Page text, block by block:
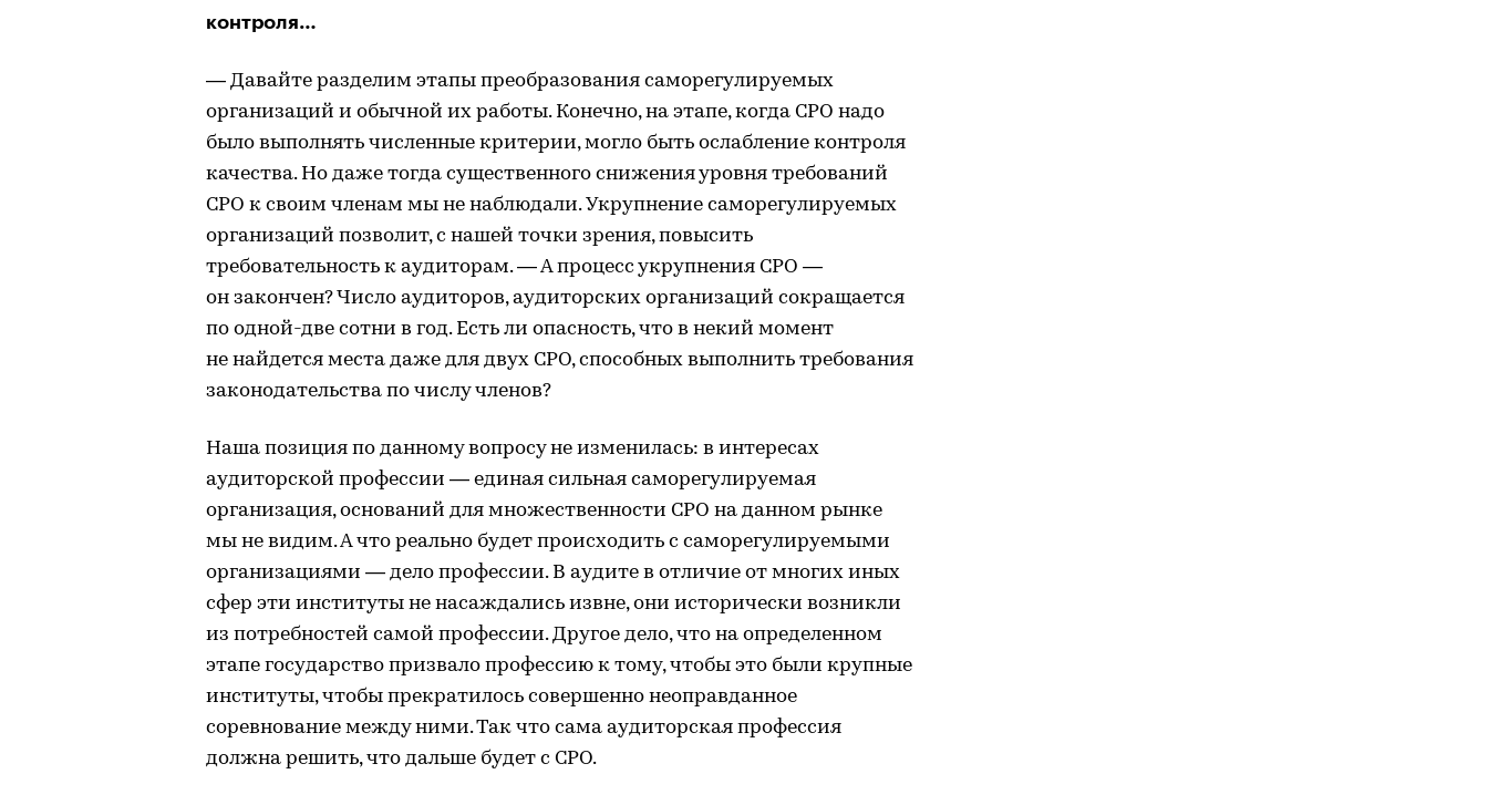
контроля…
— Давайте разделим этапы преобразования саморегулируемых
организаций и обычной их работы. Конечно, на этапе, когда СРО надо
было выполнять численные критерии, могло быть ослабление контроля
качества. Но даже тогда существенного снижения уровня требований
СРО к своим членам мы не наблюдали. Укрупнение саморегулируемых
организаций позволит, с нашей точки зрения, повысить
требовательность к аудиторам. — А процесс укрупнения СРО —
он закончен? Число аудиторов, аудиторских организаций сокращается
по одной-две сотни в год. Есть ли опасность, что в некий момент
не найдется места даже для двух СРО, способных выполнить требования
законодательства по числу членов?
Наша позиция по данному вопросу не изменилась: в интересах
аудиторской профессии — единая сильная саморегулируемая
организация, оснований для множественности СРО на данном рынке
мы не видим. А что реально будет происходить с саморегулируемыми
организациями — дело профессии. В аудите в отличие от многих иных
сфер эти институты не насаждались извне, они исторически возникли
из потребностей самой профессии. Другое дело, что на определенном
этапе государство призвало профессию к тому, чтобы это были крупные
институты, чтобы прекратилось совершенно неоправданное
соревнование между ними. Так что сама аудиторская профессия
должна решить, что дальше будет с СРО.